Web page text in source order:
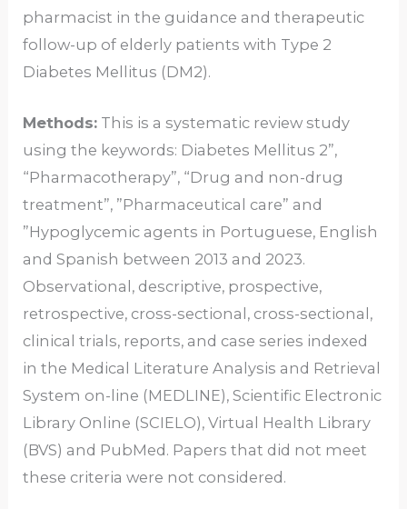
pharmacist in the guidance and therapeutic
follow-up of elderly patients with Type 2
Diabetes Mellitus (DM2).
Methods: This is a systematic review study
using the keywords: Diabetes Mellitus 2”,
“Pharmacotherapy”, “Drug and non-drug
treatment”, ”Pharmaceutical care” and
”Hypoglycemic agents in Portuguese, English
and Spanish between 2013 and 2023.
Observational, descriptive, prospective,
retrospective, cross-sectional, cross-sectional,
clinical trials, reports, and case series indexed
in the Medical Literature Analysis and Retrieval
System on-line (MEDLINE), Scientific Electronic
Library Online (SCIELO), Virtual Health Library
(BVS) and PubMed. Papers that did not meet
these criteria were not considered.